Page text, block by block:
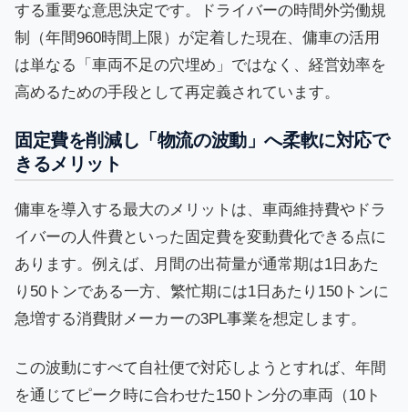
する重要な意思決定です。ドライバーの時間外労働規
制（年間960時間上限）が定着した現在、傭車の活用
は単なる「車両不足の穴埋め」ではなく、経営効率を
高めるための手段として再定義されています。
固定費を削減し「物流の波動」へ柔軟に対応で
きるメリット
傭車を導入する最大のメリットは、車両維持費やドラ
イバーの人件費といった固定費を変動費化できる点に
あります。例えば、月間の出荷量が通常期は1日あた
り50トンである一方、繁忙期には1日あたり150トンに
急増する消費財メーカーの3PL事業を想定します。
この波動にすべて自社便で対応しようとすれば、年間
を通じてピーク時に合わせた150トン分の車両（10ト